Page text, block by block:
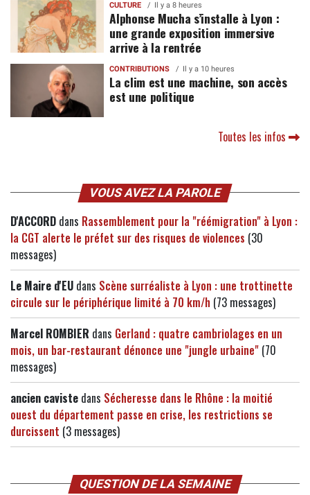
CULTURE Il y a 8 heures
Alphonse Mucha s’installe à Lyon :
une grande exposition immersive
arrive à la rentrée
CONTRIBUTIONS Il y a 10 heures
La clim est une machine, son accès
est une politique
Toutes les infos
VOUS AVEZ LA PAROLE
D'ACCORD dans Rassemblement pour la "réémigration" à Lyon :
la CGT alerte le préfet sur des risques de violences (30
messages)
Le Maire d'EU dans Scène surréaliste à Lyon : une trottinette
circule sur le périphérique limité à 70 km/h (73 messages)
Marcel ROMBIER dans Gerland : quatre cambriolages en un
mois, un bar-restaurant dénonce une "jungle urbaine" (70
messages)
ancien caviste dans Sécheresse dans le Rhône : la moitié
ouest du département passe en crise, les restrictions se
durcissent (3 messages)
QUESTION DE LA SEMAINE